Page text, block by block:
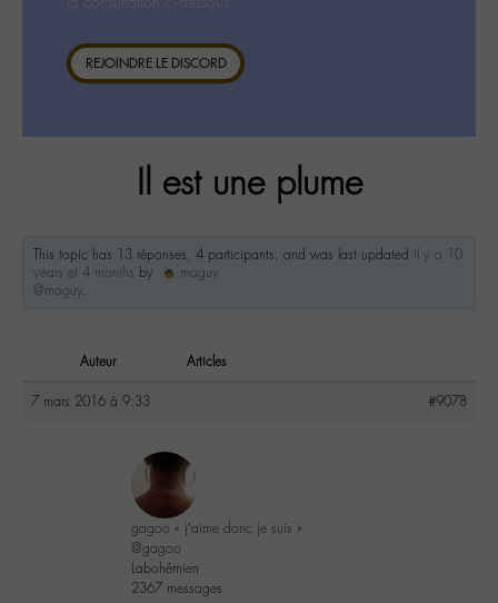
REJOINDRE LE DISCORD
Il est une plume
This topic has 13 réponses, 4 participants, and was last updated il y a 10
years et 4 months by
maguy
@maguy.
Auteur Articles
7 mars 2016 à 9:33 #9078
gagoo « j’aime donc je suis »
@gagoo
Labohémien
2367 messages